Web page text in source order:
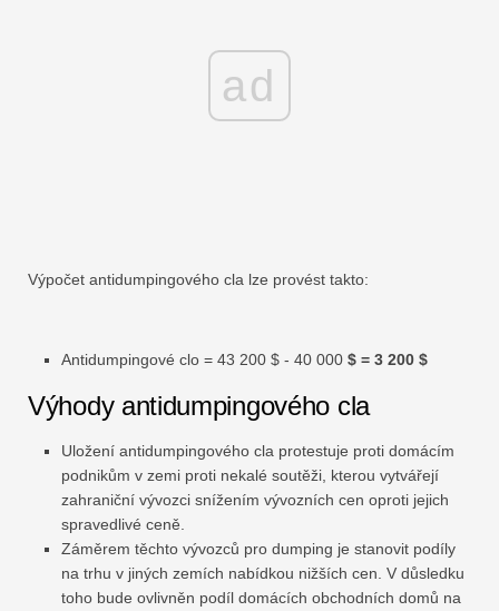
ad
Výpočet antidumpingového cla lze provést takto:
Antidumpingové clo = 43 200 $ - 40 000 $ = 3 200 $
Výhody antidumpingového cla
Uložení antidumpingového cla protestuje proti domácím
podnikům v zemi proti nekalé soutěži, kterou vytvářejí
zahraniční vývozci snížením vývozních cen oproti jejich
spravedlivé ceně.
Záměrem těchto vývozců pro dumping je stanovit podíly
na trhu v jiných zemích nabídkou nižších cen. V důsledku
toho bude ovlivněn podíl domácích obchodních domů na